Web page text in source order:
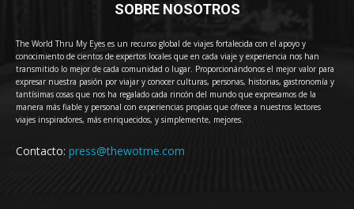
SOBRE NOSOTROS
The World Thru My Eyes es un recurso global de viajes fortalecida con el apoyo y
conocimiento de cientos de expertos locales que en cada viaje y experiencia nos han
transmitido lo mejor de cada comunidad o lugar. Proporcionándonos el mejor valor para
expresar nuestra pasión por viajar y conocer culturas, personas, historias, gastronomía y
tantísimas cosas que nos ha regalado cada rincón del mundo que expresamos de la
manera más fiable y personal con experiencias propias que ofrece a nuestros lectores
viajes inspiradores, más enriquecidos, y simplemente, mejores.
Contacto: press@thewotme.com